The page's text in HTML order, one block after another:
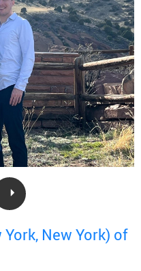
New York) of